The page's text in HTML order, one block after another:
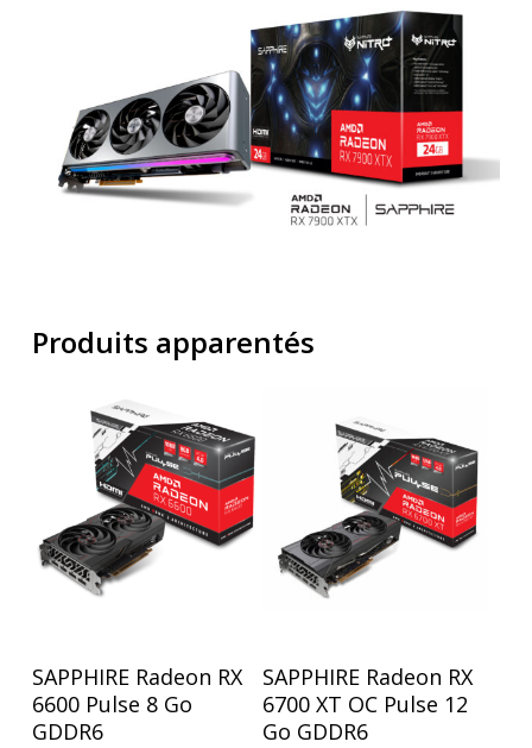
Produits apparentés
SAPPHIRE Radeon RX
6600 Pulse 8 Go
GDDR6
SAPPHIRE Radeon RX
6700 XT OC Pulse 12
Go GDDR6